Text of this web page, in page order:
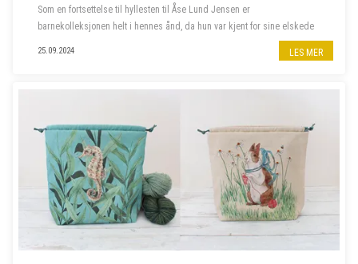
Som en fortsettelse til hyllesten til Åse Lund Jensen er
barnekolleksjonen helt i hennes ånd, da hun var kjent for sine elskede
25.09.2024 LES MER